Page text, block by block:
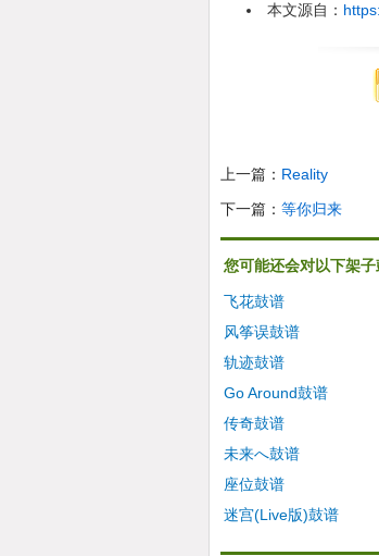
本文源自：
上一篇： Reality
下一篇： 等你归来
您可能还会对以下架
飞花鼓谱
风筝误鼓谱
轨迹鼓谱
Go Around鼓谱
传奇鼓谱
未来へ鼓谱
座位鼓谱
迷宫(Live版)鼓谱